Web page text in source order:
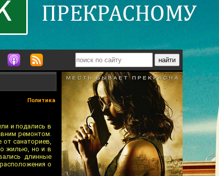
Политика
и подались в
ремонтом.
санаториев,
жилью, но и в
длинные
о